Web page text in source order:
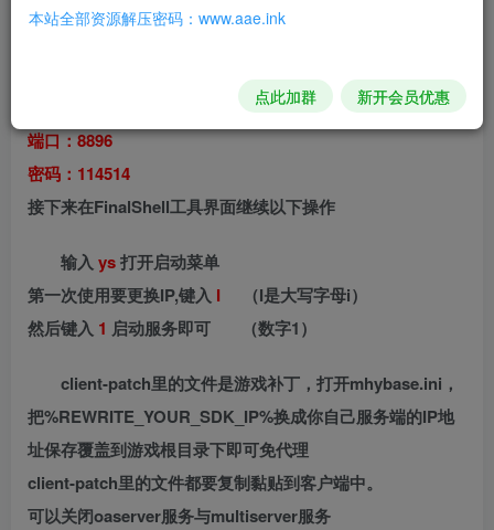
用VM启动虚拟机后再用我发的FinalShell 4.0.1专业版
端口：8896
密码：114514
接下来在FinalShell工具界面继续以下操作
输入 ys打开启动菜单
第一次使用要更换IP,键入 I （I是大写字母i）
然后键入 1 启动服务即可 （数字1）
client-patch里的文件是游戏补丁，打开mhybase.ini，
把%REWRITE_YOUR_SDK_IP%换成你自己服务端的IP地
址保存覆盖到游戏根目录下即可免代理
client-patch里的文件都要复制黏贴到客户端中。
可以关闭oaserver服务与multiserver服务
本站全部资源解压密码：www.aae.ink
点此加群 新开会员优惠